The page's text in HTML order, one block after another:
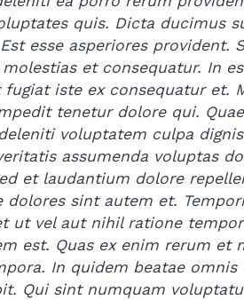
quis. Dicta ducimus
esse asperiores provident.
et consequatur. In
iste ex consequatur et.
tenetur dolore qui.
voluptatem culpa
assumenda voluptas
et laudantium dolore
dolores sint autem et.
ut vel aut nihil ratione
est. Quas ex enim rerum et
In quidem beatae omnis
Qui sint numquam